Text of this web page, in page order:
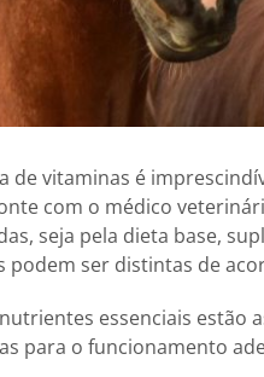
de vitaminas é
com o médico
seja pela dieta base,
podem ser distintas de
essenciais estão
para o funcionamento